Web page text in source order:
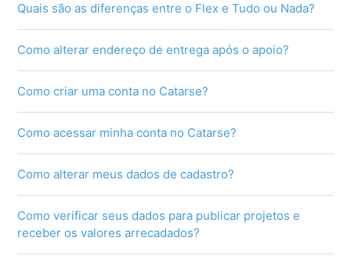
Quais são as diferenças entre o Flex e Tudo ou Nada?
Como alterar endereço de entrega após o apoio?
Como criar uma conta no Catarse?
Como acessar minha conta no Catarse?
Como alterar meus dados de cadastro?
Como verificar seus dados para publicar projetos e
receber os valores arrecadados?